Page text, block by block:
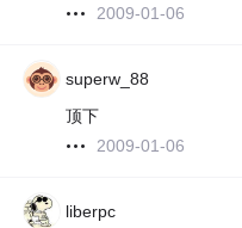
2009-01-06
superw_88
顶下
2009-01-06
liberpc